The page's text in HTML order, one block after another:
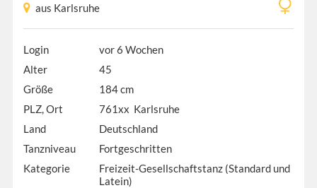
aus Karlsruhe
Login
vor 6 Wochen
Alter
45
Größe
184 cm
PLZ, Ort
761xx Karlsruhe
Land
Deutschland
Tanzniveau
Fortgeschritten
Kategorie
Freizeit-Gesellschaftstanz (Standard und
Latein)